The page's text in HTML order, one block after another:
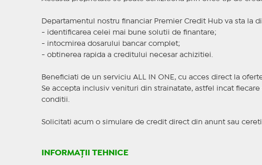
Departamentul nostru financiar Premier Credit Hub va sta la
- identificarea celei mai bune solutii de finantare;
- intocmirea dosarului bancar complet;
- obtinerea rapida a creditului necesar achizitiei.
Beneficiati de un serviciu ALL IN ONE, cu acces direct la
Se accepta inclusiv venituri din strainatate, astfel incat
conditii.
Solicitati acum o simulare de credit direct din anunt sau
INFORMAȚII TEHNICE